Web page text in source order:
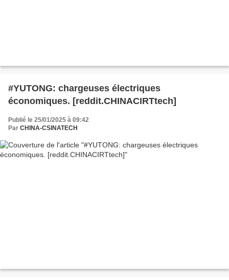
#YUTONG: chargeuses électriques
économiques. [reddit.CHINACIRTtech]
Publié le 25/01/2025 à 09:42
Par CHINA-CSINATECH